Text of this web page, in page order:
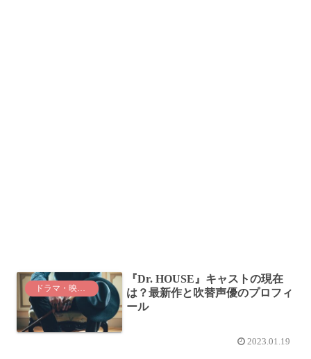
ドラマ・映画紹介
『Dr. HOUSE』キャストの現在
は？最新作と吹替声優のプロフィ
ール
2023.01.19